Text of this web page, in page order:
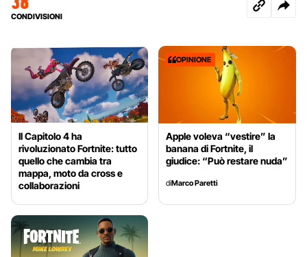
CONDIVISIONI
Il Capitolo 4 ha
rivoluzionato Fortnite: tutto
quello che cambia tra
mappa, moto da cross e
collaborazioni
OPINIONE
Apple voleva “vestire” la
banana di Fortnite, il
giudice: “Può restare nuda”
diMarco Paretti